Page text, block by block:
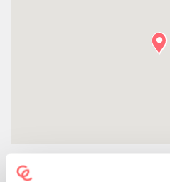
KONTAKT